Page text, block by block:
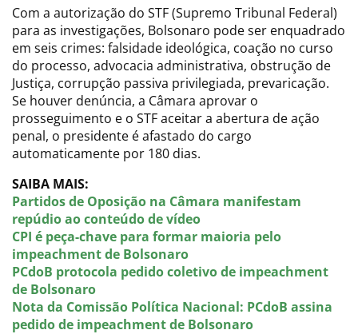
Com a autorização do STF (Supremo Tribunal Federal)
para as investigações, Bolsonaro pode ser enquadrado
em seis crimes: falsidade ideológica, coação no curso
do processo, advocacia administrativa, obstrução de
Justiça, corrupção passiva privilegiada, prevaricação.
Se houver denúncia, a Câmara aprovar o
prosseguimento e o STF aceitar a abertura de ação
penal, o presidente é afastado do cargo
automaticamente por 180 dias.
SAIBA MAIS:
Partidos de Oposição na Câmara manifestam
repúdio ao conteúdo de vídeo
CPI é peça-chave para formar maioria pelo
impeachment de Bolsonaro
PCdoB protocola pedido coletivo de impeachment
de Bolsonaro
Nota da Comissão Política Nacional: PCdoB assina
pedido de impeachment de Bolsonaro